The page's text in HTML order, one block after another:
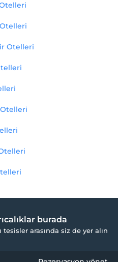
Otelleri
burada
tesisler arasında siz de yer alın